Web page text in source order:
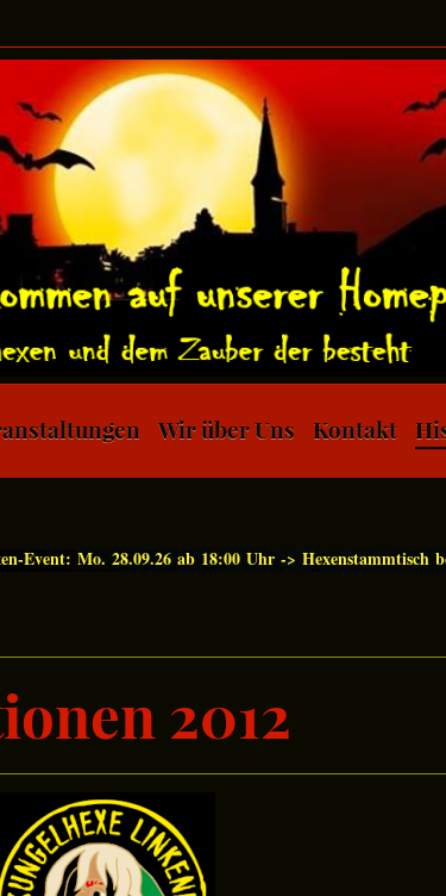
Wir über Uns Kontakt
Event: Mo. 28.09.26 ab 18:00 Uhr ->
2012